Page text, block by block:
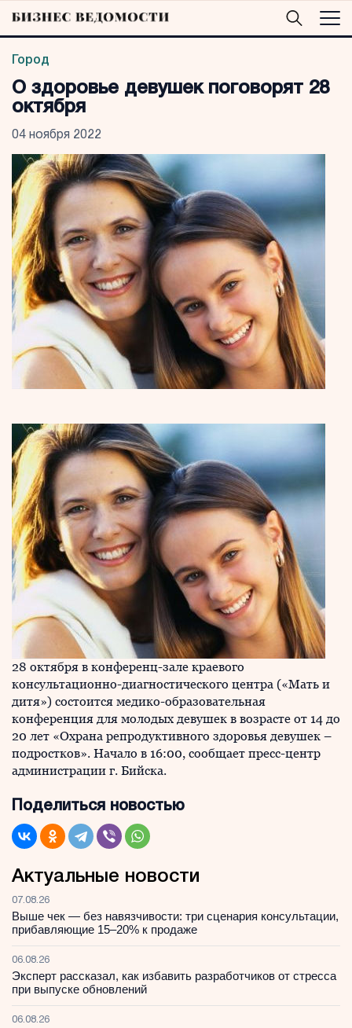
Город
О здоровье девушек поговорят 28
октября
04 ноября 2022
28 октября в конференц-зале краевого
консультационно-диагностического центра («Мать и
дитя») состоится медико-образовательная
конференция для молодых девушек в возрасте от 14 до
20 лет «Охрана репродуктивного здоровья девушек –
подростков». Начало в 16:00, сообщает пресс-центр
администрации г. Бийска.
Поделиться новостью
Актуальные новости
07.08.26
Выше чек — без навязчивости: три сценария консультации,
прибавляющие 15–20% к продаже
06.08.26
Эксперт рассказал, как избавить разработчиков от стресса
при выпуске обновлений
06.08.26